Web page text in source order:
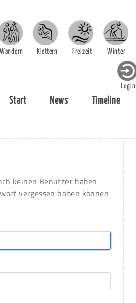
Wandern Klettern Freizeit Winter
Login
Start News Timeline
keinen Benutzer haben
vergessen haben können